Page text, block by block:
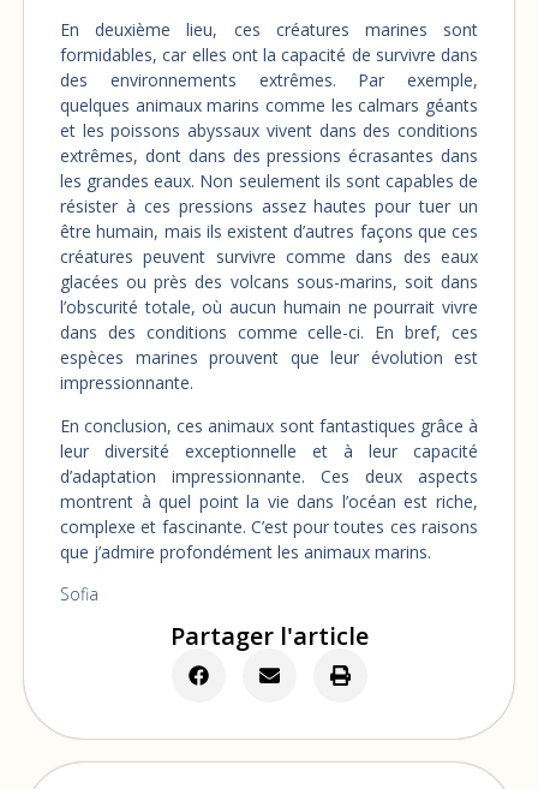
En deuxième lieu, ces créatures marines sont
formidables, car elles ont la capacité de survivre dans
des environnements extrêmes. Par exemple,
quelques animaux marins comme les calmars géants
et les poissons abyssaux vivent dans des conditions
extrêmes, dont dans des pressions écrasantes dans
les grandes eaux. Non seulement ils sont capables de
résister à ces pressions assez hautes pour tuer un
être humain, mais ils existent d’autres façons que ces
créatures peuvent survivre comme dans des eaux
glacées ou près des volcans sous-marins, soit dans
l’obscurité totale, où aucun humain ne pourrait vivre
dans des conditions comme celle-ci. En bref, ces
espèces marines prouvent que leur évolution est
impressionnante.
En conclusion, ces animaux sont fantastiques grâce à
leur diversité exceptionnelle et à leur capacité
d’adaptation impressionnante. Ces deux aspects
montrent à quel point la vie dans l’océan est riche,
complexe et fascinante. C’est pour toutes ces raisons
que j’admire profondément les animaux marins.
Sofia
Partager l'article